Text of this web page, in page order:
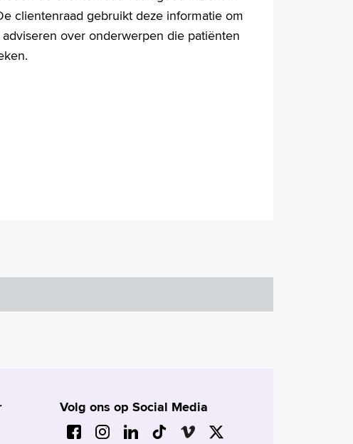
clientenraad gebruikt deze informatie om
over onderwerpen die patiënten
Volg ons op Social Media